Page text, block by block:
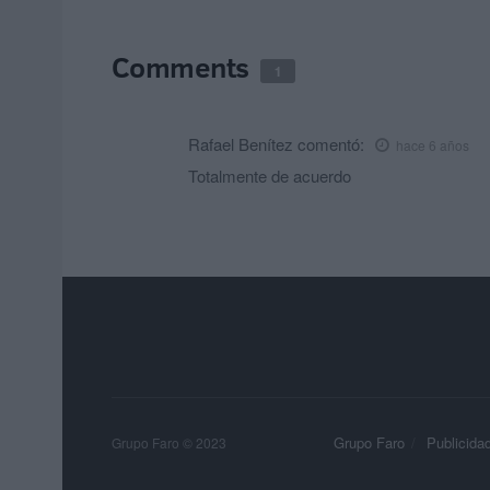
Comments 1
Rafael Benítez comentó: hace 6 años
Totalmente de acuerdo
Grupo Faro Publicidad
Grupo Faro © 2023